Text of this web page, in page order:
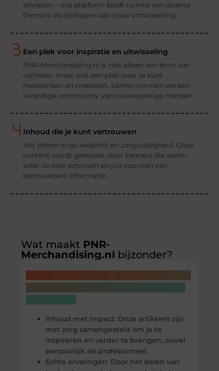
adviezen – ons platform biedt ruimte aan diverse
thema’s die bijdragen aan jouw ontwikkeling.
Een plek voor inspiratie en uitwisseling
PNR-Merchandising.nl is niet alleen een bron van
verhalen, maar ook een plek waar je kunt
meedenken en meedoen. Samen vormen we een
levendige community van nieuwsgierige mensen.
Inhoud die je kunt vertrouwen
Wij zetten in op kwaliteit en zorgvuldigheid. Onze
content wordt gemaakt door kenners die weten
waar ze over schrijven en jou voorzien van
betrouwbare informatie.
Wat maakt PNR-
Merchandising.nl bijzonder?
Inhoud met impact: Onze artikelen zijn
met zorg samengesteld om je te
inspireren en verder te brengen, zowel
persoonlijk als professioneel.
Echte ervaringen: Door het delen van